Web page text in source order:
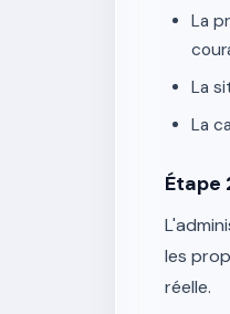
La
La
La
Étape
les
réelle.